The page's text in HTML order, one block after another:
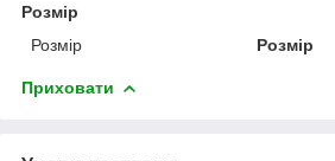
Розмір
Розмір
Розмір
Приховати